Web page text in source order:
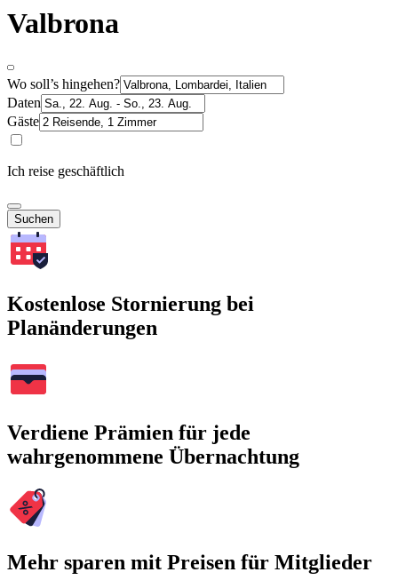
Valbrona
Wo soll’s hingehen?
Daten
Gäste
Ich reise geschäftlich
Suchen
Kostenlose Stornierung bei
Planänderungen
Verdiene Prämien für jede
wahrgenommene Übernachtung
Mehr sparen mit Preisen für Mitglieder